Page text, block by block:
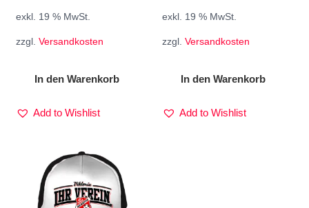
exkl. 19 % MwSt.
zzgl. Versandkosten
In den Warenkorb
Add to Wishlist
exkl. 19 % MwSt.
zzgl.Versandkosten
In den Warenkorb
Add to Wishlist